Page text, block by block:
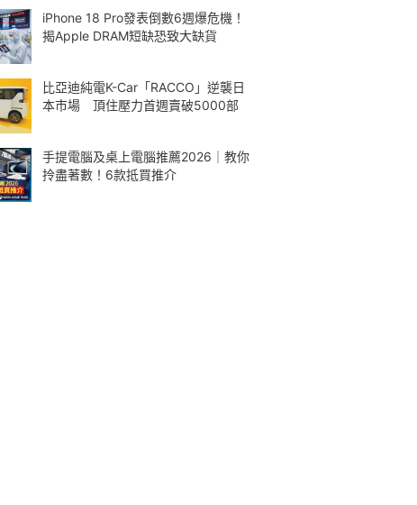
iPhone 18 Pro發表倒數6週爆危機！
揭Apple DRAM短缺恐致大缺貨
比亞迪純電K-Car「RACCO」逆襲日
本市場 頂住壓力首週賣破5000部
手提電腦及桌上電腦推薦2026｜教你
拎盡著數！6款抵買推介